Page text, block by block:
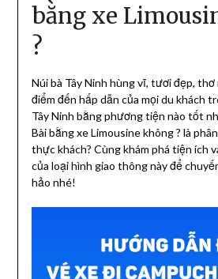
bằng xe
?
Núi bà Tây Ninh hùng vĩ, tươi đẹp,
điểm đến hấp dẫn của mọi du khách
Tây Ninh bằng phương tiện nào tốt
Bài bằng xe Limousine không ? là
thực khách? Cùng khám phá tiện ích
của loại hình giao thông này để
hảo nhé!